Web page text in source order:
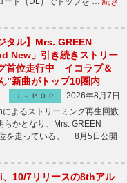
タル】Mrs. GREEN
New」引き続きストリー
首位走行中 イコラブ＆
”新曲がトップ10圏内
Ｊ－ＰＯＰ
2026年8月7日
よるストリーミング再生回数
かとなり、Mrs. GREEN
を走っている。 8月5日公開
10/7リリースの8thアル